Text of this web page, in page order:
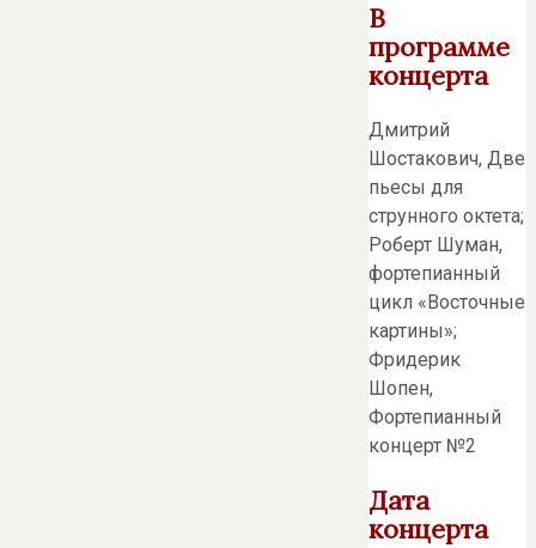
В
программе
концерта
Дмитрий
Шостакович, Две
пьесы для
струнного октета;
Роберт Шуман,
фортепианный
цикл «Восточные
картины»;
Фридерик
Шопен,
Фортепианный
концерт №2
Дата
концерта